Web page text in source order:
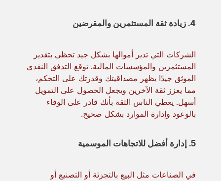
4. زيادة ثقة المستثمرين والمقرضين
الشركات التي تدير أموالها بشكل جيد تحظى بتقدير
المستثمرين والمؤسسات المالية. توقع التدفق النقدي
الموثق جيدًا يظهر مصداقيتك وقدرتك على التحكم،
مما يعزز ثقة الآخرين ويجعل الحصول على التمويل
أسهل. يعطي الناس الثقة بأنك قادر على الوفاء
بالوعود وإدارة الموارد بشكل صحيح.
5. إدارة أفضل للاتجاهات الموسمية
في الصناعات مثل البيع بالتجزئة أو التصنيع أو